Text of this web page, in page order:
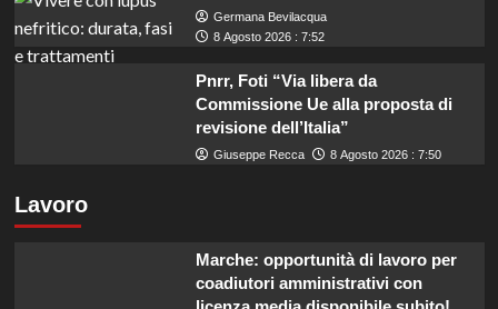
Germana Bevilacqua
8 Agosto 2026 : 7:52
Pnrr, Foti “Via libera da
Commissione Ue alla proposta di
revisione dell’Italia”
Giuseppe Recca 8 Agosto 2026 : 7:50
Lavoro
Marche: opportunità di lavoro per
coadiutori amministrativi con